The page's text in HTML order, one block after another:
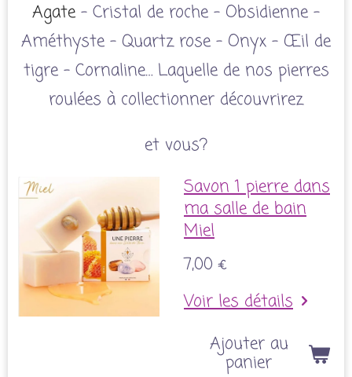
Agate – Cristal de roche – Obsidienne –
Améthyste – Quartz rose – Onyx – Œil de
tigre – Cornaline… Laquelle de nos pierres
roulées à collectionner découvrirez
et vous?
Savon 1 pierre dans
ma salle de bain
Miel
7,00 €
Voir les détails
Ajouter au
panier